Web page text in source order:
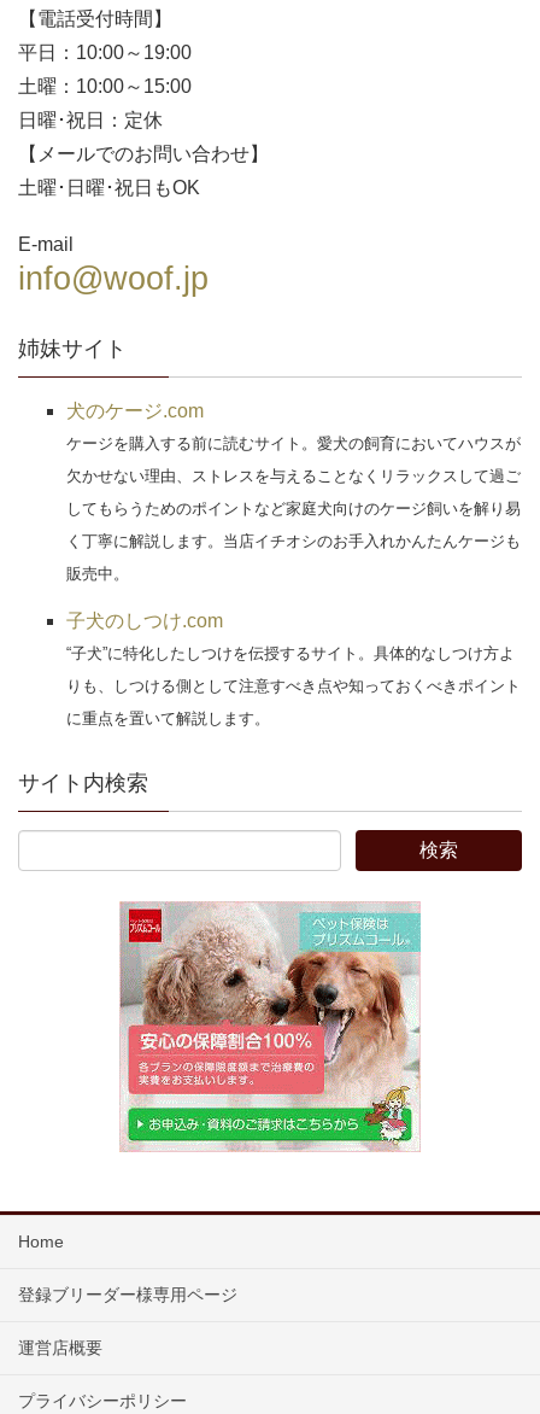
【電話受付時間】
平日：10:00～19:00
土曜：10:00～15:00
日曜･祝日：定休
【メールでのお問い合わせ】
土曜･日曜･祝日もOK
E-mail
info@woof.jp
姉妹サイト
犬のケージ.com
ケージを購入する前に読むサイト。愛犬の飼育においてハウスが
欠かせない理由、ストレスを与えることなくリラックスして過ご
してもらうためのポイントなど家庭犬向けのケージ飼いを解り易
く丁寧に解説します。当店イチオシのお手入れかんたんケージも
販売中。
子犬のしつけ.com
“子犬”に特化したしつけを伝授するサイト。具体的なしつけ方よ
りも、しつける側として注意すべき点や知っておくべきポイント
に重点を置いて解説します。
サイト内検索
Home
登録ブリーダー様専用ページ
運営店概要
プライバシーポリシー